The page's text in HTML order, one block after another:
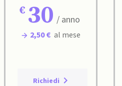
30 / anno
2,50 € al mese
Richiedi